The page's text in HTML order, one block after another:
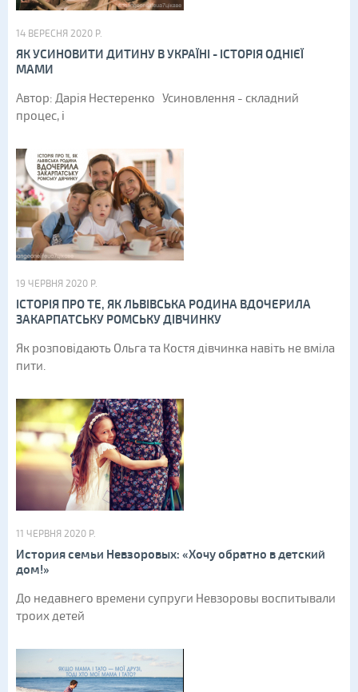
14 ВЕРЕСНЯ 2020 Р.
ЯК УСИНОВИТИ ДИТИНУ В УКРАЇНІ - ІСТОРІЯ ОДНІЄЇ
МАМИ
Автор: Дарія Нестеренко Усиновлення - складний
процес, і
19 ЧЕРВНЯ 2020 Р.
ІСТОРІЯ ПРО ТЕ, ЯК ЛЬВІВСЬКА РОДИНА ВДОЧЕРИЛА
ЗАКАРПАТСЬКУ РОМСЬКУ ДІВЧИНКУ
Як розповідають Ольга та Костя дівчинка навіть не вміла
пити.
11 ЧЕРВНЯ 2020 Р.
История семьи Невзоровых: «Хочу обратно в детский
дом!»
До недавнего времени супруги Невзоровы воспитывали
троих детей